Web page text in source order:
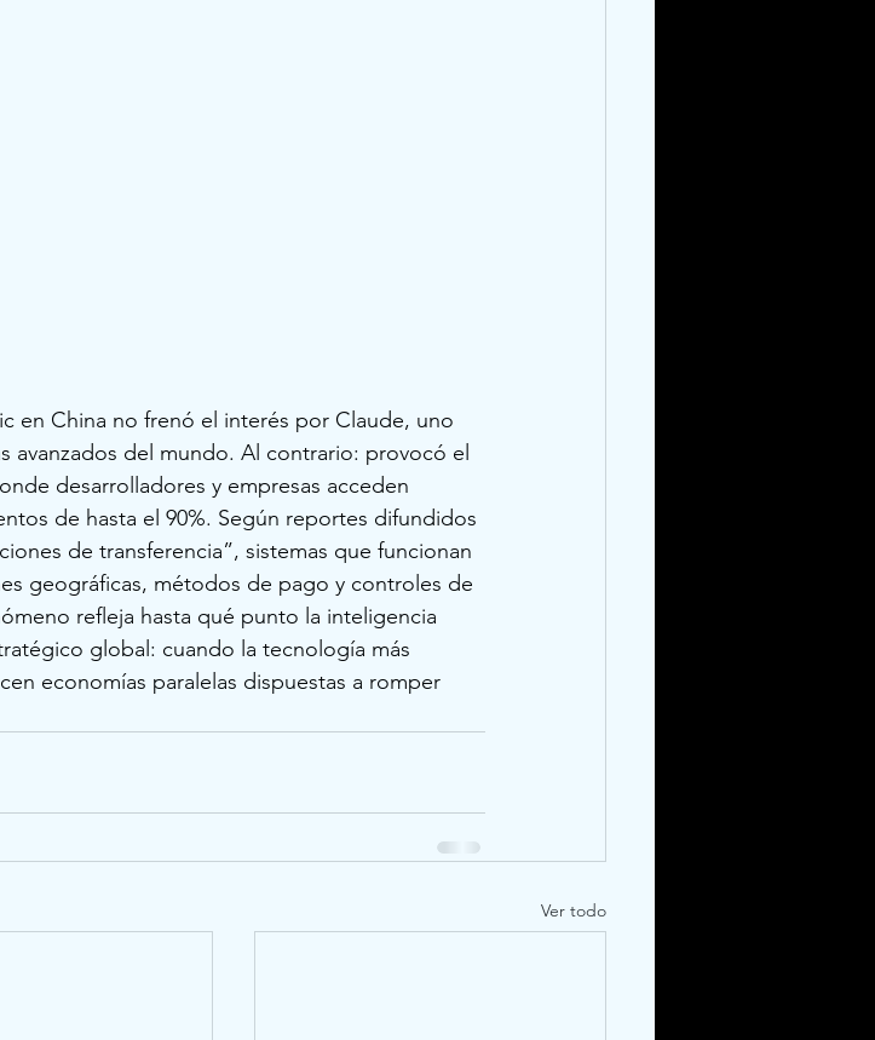
en China no frenó el interés por Claude, uno
avanzados del mundo. Al contrario: provocó el
desarrolladores y empresas acceden
de hasta el 90%. Según reportes difundidos
de transferencia”, sistemas que funcionan
geográficas, métodos de pago y controles de
refleja hasta qué punto la inteligencia
global: cuando la tecnología más
economías paralelas dispuestas a romper
Ver todo